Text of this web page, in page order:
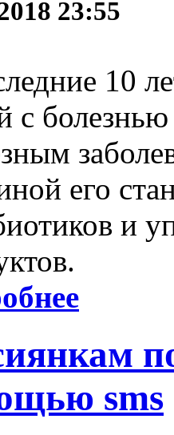
23:55
10
с болезнью
его
и
sms